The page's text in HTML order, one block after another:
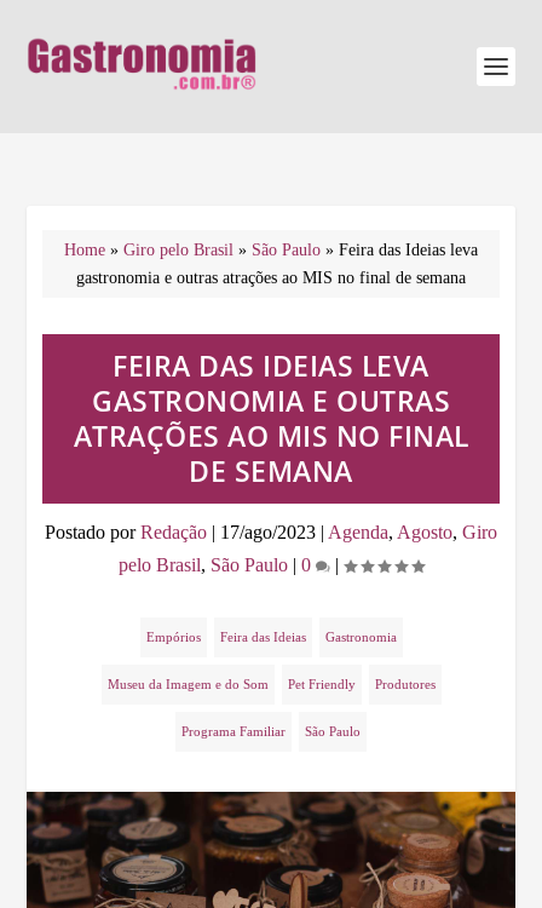
Home » Giro pelo Brasil » São Paulo » Feira das Ideias leva
gastronomia e outras atrações ao MIS no final de semana
FEIRA DAS IDEIAS LEVA
GASTRONOMIA E OUTRAS
ATRAÇÕES AO MIS NO FINAL
DE SEMANA
Postado porRedação | 17/ago/2023 | Agenda, Agosto, Giro
pelo Brasil, São Paulo | 0 |
Empórios Feira das Ideias Gastronomia
Museu da Imagem e do Som Pet Friendly Produtores
Programa Familiar São Paulo